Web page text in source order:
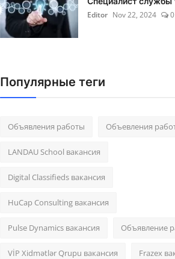
Editor Nov 22, 2024 0
Популярные теги
Объявления работы Объевления
LANDAU School вакансия
Digital Classifieds вакансия
HuCap Consulting вакансия
Pulse Dynamics вакансия Объявление
VİP Xidmətlər Qrupu вакансия Frazex